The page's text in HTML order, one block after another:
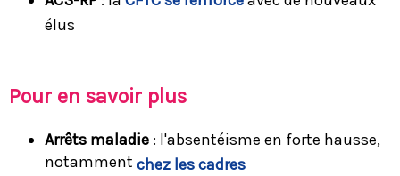
élus
Pour en savoir plus
Arrêts maladie : l'absentéisme en forte hausse,
notamment chez les cadres